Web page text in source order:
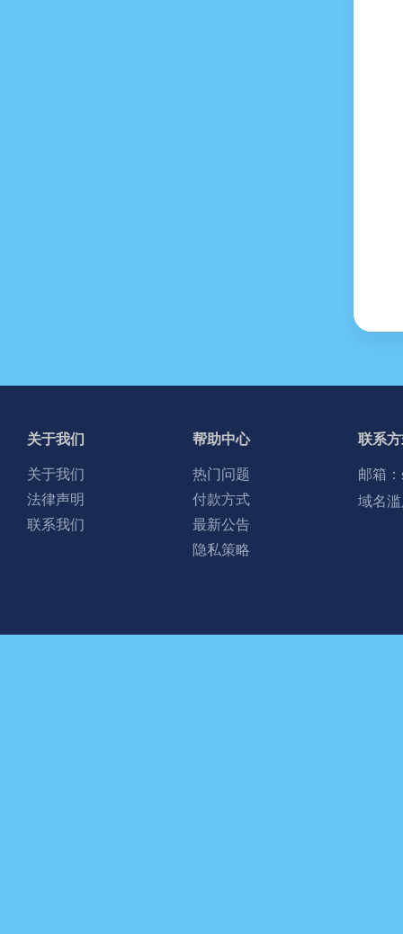
关于我们
关于我们
法律声明
联系我们
帮助中心
热门问题
付款方式
最新公告
隐私策略
联系
邮箱：
域名